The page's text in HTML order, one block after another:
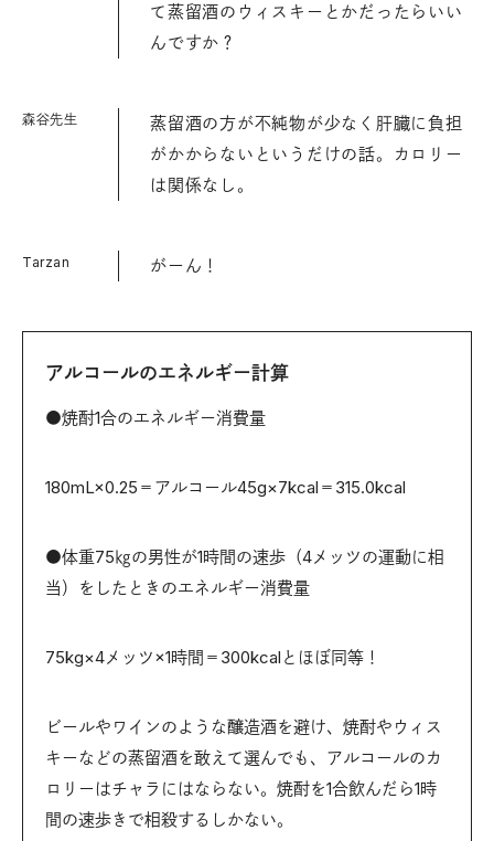
て蒸留酒のウィスキーとかだったらいい
んですか？
森谷先生
蒸留酒の方が不純物が少なく肝臓に負担
がかからないというだけの話。カロリー
は関係なし。
Tarzan がーん！
アルコールのエネルギー計算
●焼酎1合のエネルギー消費量
180mL×0.25＝アルコール45g×7kcal＝315.0kcal
●体重75㎏の男性が1時間の速歩（4メッツの運動に相
当）をしたときのエネルギー消費量
75kg×4メッツ×1時間＝300kcalとほぼ同等！
ビールやワインのような醸造酒を避け、焼酎やウィス
キーなどの蒸留酒を敢えて選んでも、アルコールのカ
ロリーはチャラにはならない。焼酎を1合飲んだら1時
間の速歩きで相殺するしかない。